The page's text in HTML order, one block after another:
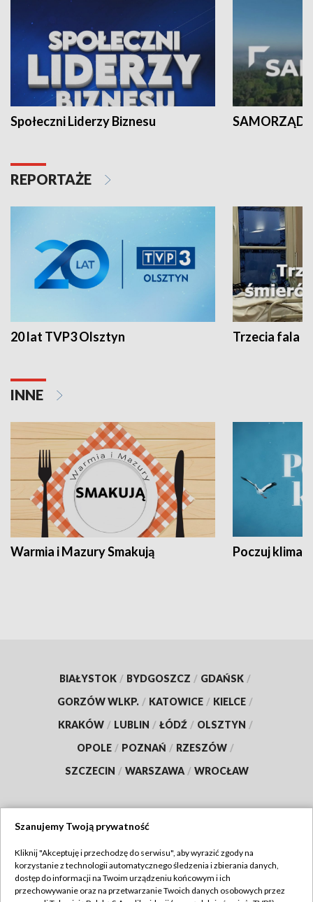
Społeczni Liderzy Biznesu SAMORZĄD
REPORTAŻE
20 lat TVP3 Olsztyn Trzecia fala -
INNE
Warmia i Mazury Smakują Poczuj klimat
BIAŁYSTOK / BYDGOSZCZ / GDAŃSK /
GORZÓW WLKP. / KATOWICE / KIELCE /
KRAKÓW / LUBLIN / ŁÓDŹ / OLSZTYN /
OPOLE / POZNAŃ / RZESZÓW /
SZCZECIN / WARSZAWA / WROCŁAW
TVP
Abonament TVP
Regulamin TVP
Szanujemy Twoją prywatność
Kliknij "Akceptuję i przechodzę do serwisu", aby wyrazić zgody na
korzystanie z technologii automatycznego śledzenia i zbierania danych,
dostęp do informacji na Twoim urządzeniu końcowym i ich
przechowywanie oraz na przetwarzanie Twoich danych osobowych przez